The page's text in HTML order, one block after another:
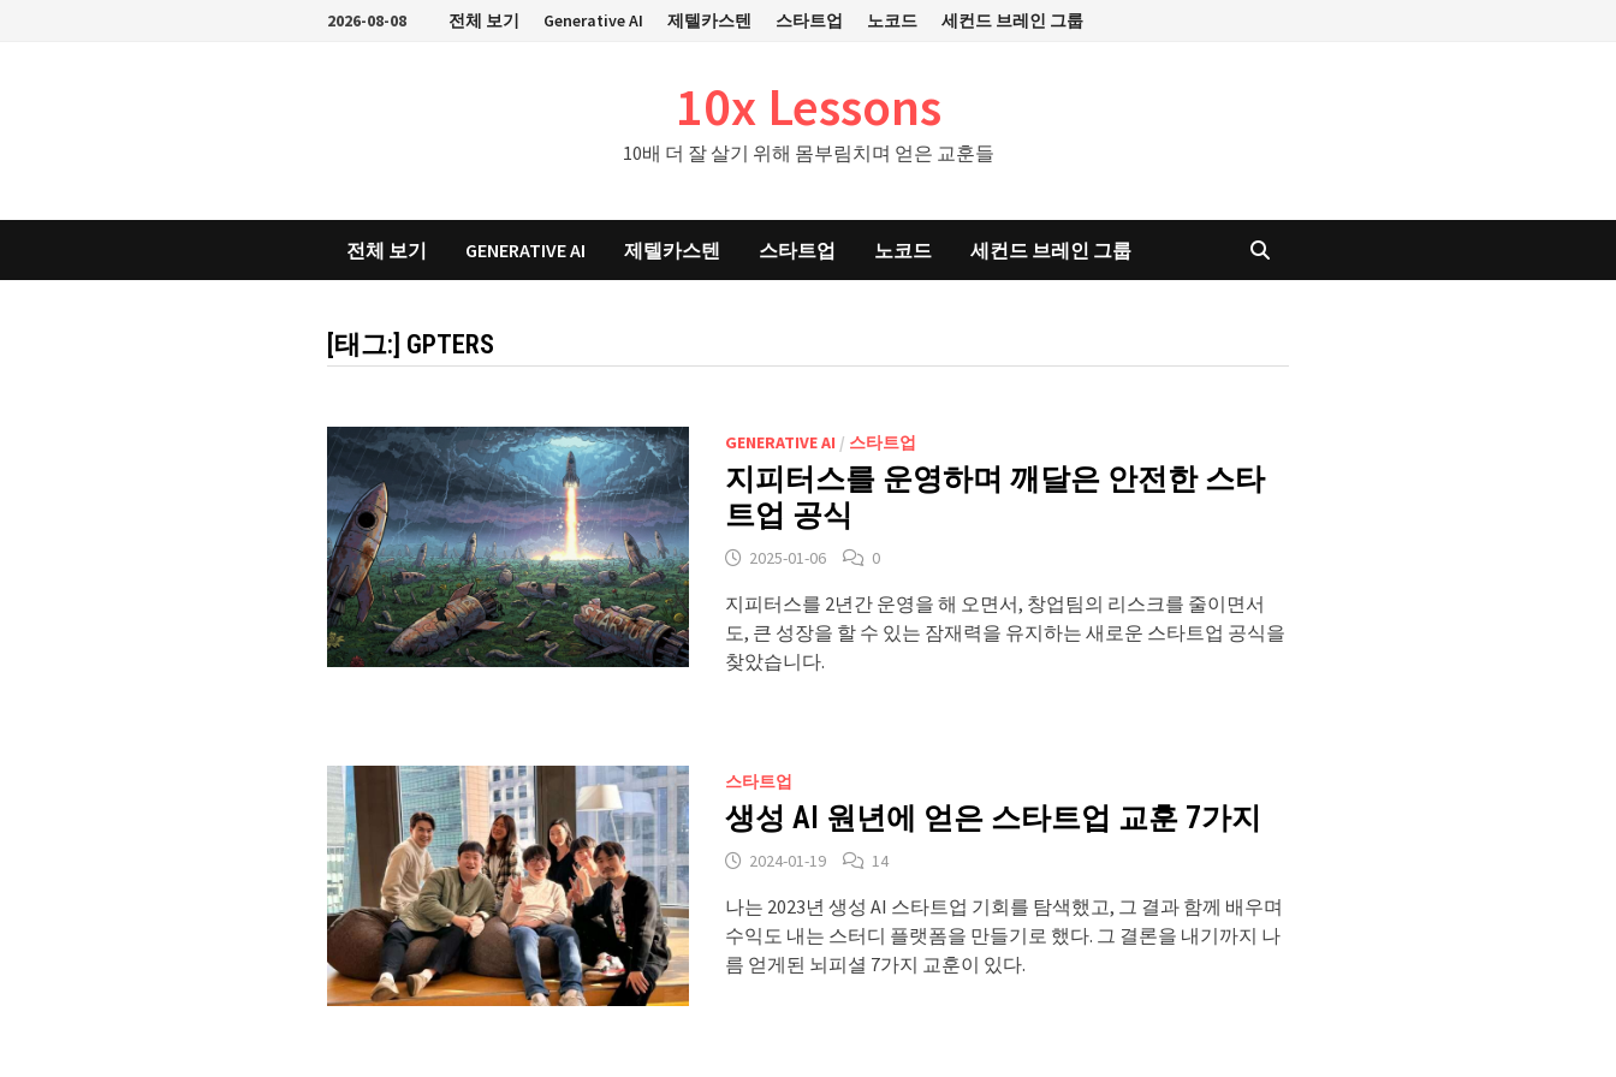
2026-08-08 전체 보기 Generative AI 제텔카스텐 스타트업 노코드 세컨드 브레인 그룹
10x Lessons
10배 더 잘 살기 위해 몸부림치며 얻은 교훈들
전체 보기 GENERATIVE AI 제텔카스텐 스타트업 노코드 세컨드 브레인 그룹
[태그:] GPTERS
GENERATIVE AI / 스타트업
지피터스를 운영하며 깨달은 안전한 스타
트업 공식
2025-01-06 0
지피터스를 2년간 운영을 해 오면서, 창업팀의 리스크를 줄이면서
도, 큰 성장을 할 수 있는 잠재력을 유지하는 새로운 스타트업 공식을
찾았습니다.
스타트업
생성 AI 원년에 얻은 스타트업 교훈 7가지
2024-01-19 14
나는 2023년 생성 AI 스타트업 기회를 탐색했고, 그 결과 함께 배우며
수익도 내는 스터디 플랫폼을 만들기로 했다. 그 결론을 내기까지 나
름 얻게된 뇌피셜 7가지 교훈이 있다.